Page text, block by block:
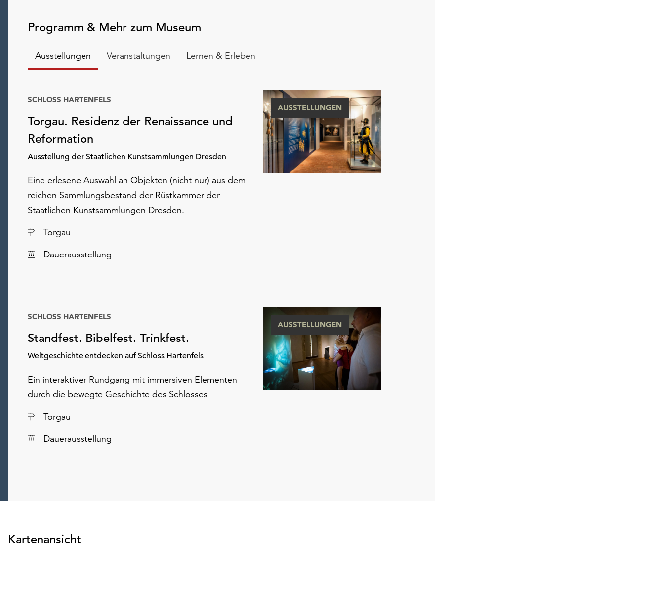
Programm & Mehr zum Museum
Ausstellungen Veranstaltungen Lernen & Erleben
Torgau. Residenz der Renaissance und
Reformation
Ausstellung der Staatlichen Kunstsammlungen Dresden
SCHLOSS HARTENFELS
Eine erlesene Auswahl an Objekten (nicht nur) aus dem
reichen Sammlungsbestand der Rüstkammer der
Staatlichen Kunstsammlungen Dresden.
Ort
Torgau
Datum
Dauerausstellung
AUSSTELLUNGEN
Standfest. Bibelfest. Trinkfest.
Weltgeschichte entdecken auf Schloss Hartenfels
SCHLOSS HARTENFELS
Ein interaktiver Rundgang mit immersiven Elementen
durch die bewegte Geschichte des Schlosses
Ort
Torgau
Datum
Dauerausstellung
AUSSTELLUNGEN
Kartenansicht